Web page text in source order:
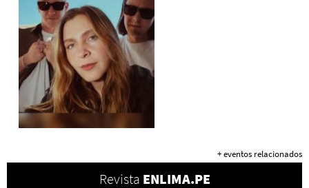
+ eventos relacionados
Revista ENLIMA.PE